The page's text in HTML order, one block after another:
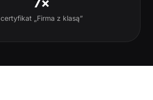
certyfikat „Firma z klasą”